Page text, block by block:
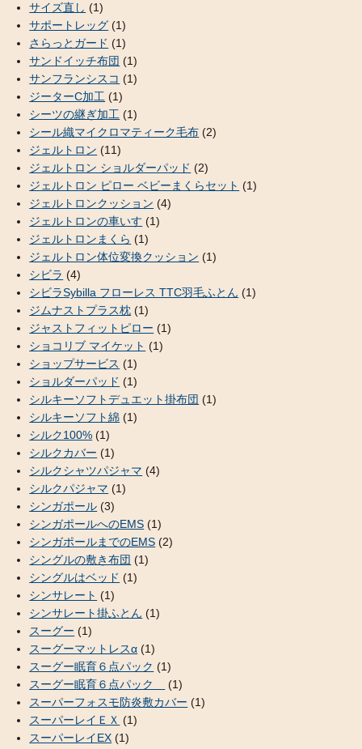
サイズ直し (1)
サポートレッグ (1)
さらっとガード (1)
サンドイッチ布団 (1)
サンフランシスコ (1)
ジーターC加工 (1)
シーツの継ぎ加工 (1)
シール織マイクロマティーク毛布 (2)
ジェルトロン (11)
ジェルトロン ショルダーパッド (2)
ジェルトロン ピロー ベビーまくらセット (1)
ジェルトロンクッション (4)
ジェルトロンの車いす (1)
ジェルトロンまくら (1)
ジェルトロン体位変換クッション (1)
シビラ (4)
シビラSybilla フローレス TTC羽毛ふとん (1)
ジムナストプラス枕 (1)
ジャストフィットピロー (1)
ショコリブ マイケット (1)
ショップサービス (1)
ショルダーパッド (1)
シルキーソフトデュエット掛布団 (1)
シルキーソフト綿 (1)
シルク100% (1)
シルクカバー (1)
シルクシャツパジャマ (4)
シルクパジャマ (1)
シンガポール (3)
シンガポールへのEMS (1)
シンガポールまでのEMS (2)
シングルの敷き布団 (1)
シングルはベッド (1)
シンサレート (1)
シンサレート掛ふとん (1)
スーグー (1)
スーグーマットレスα (1)
スーグー眠育６点パック (1)
スーグー眠育６点パック
(1)
スーパーフォスモ防炎敷カバー (1)
スーパーレイＥＸ (1)
スーパーレイEX (1)